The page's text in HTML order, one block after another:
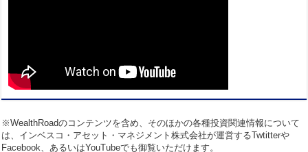
※WealthRoadのコンテンツを含め、そのほかの各種投資関連情報について
は、インベスコ・アセット・マネジメント株式会社が運営するTwtitterや
Facebook、あるいはYouTubeでも御覧いただけます。